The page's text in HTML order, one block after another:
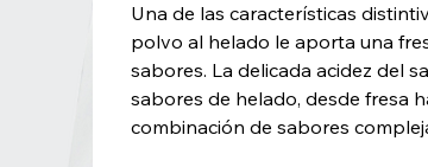
Una de las características
polvo al helado le aporta una
sabores. La delicada acidez del
sabores de helado, desde fresa
combinación de sabores